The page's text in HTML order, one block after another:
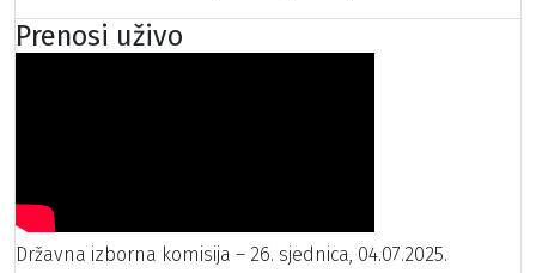
Prenosi uživo
Državna izborna komisija – 26. sjednica, 04.07.2025.